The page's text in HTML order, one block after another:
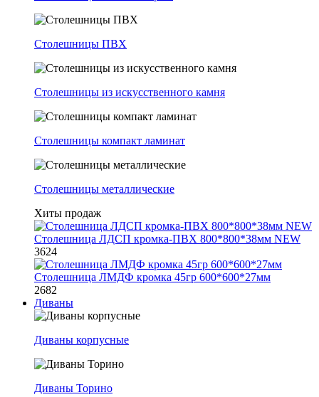
Столешницы ПВХ
Столешницы из искусственного камня
Столешницы компакт ламинат
Столешницы металлические
Хиты продаж
Столешница ЛДСП кромка-ПВХ 800*800*38мм NEW
3624
Столешница ЛМДФ кромка 45гр 600*600*27мм
2682
Диваны
Диваны корпусные
Диваны Торино